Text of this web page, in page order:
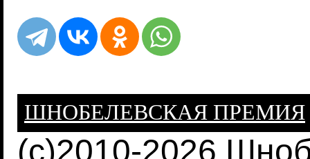
ШНОБЕЛЕВСКАЯ ПРЕМИЯ
(c)2010-2026